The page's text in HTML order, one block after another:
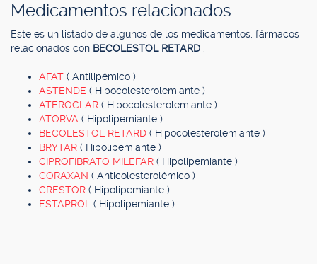
Medicamentos relacionados
Este es un listado de algunos de los medicamentos, fármacos
relacionados con BECOLESTOL RETARD
AFAT ( Antilipémico )
ASTENDE ( Hipocolesterolemiante )
ATEROCLAR ( Hipocolesterolemiante )
ATORVA ( Hipolipemiante )
BECOLESTOL RETARD ( Hipocolesterolemiante )
BRYTAR ( Hipolipemiante )
CIPROFIBRATO MILEFAR ( Hipolipemiante )
CORAXAN ( Anticolesterolémico )
CRESTOR ( Hipolipemiante )
ESTAPROL ( Hipolipemiante )